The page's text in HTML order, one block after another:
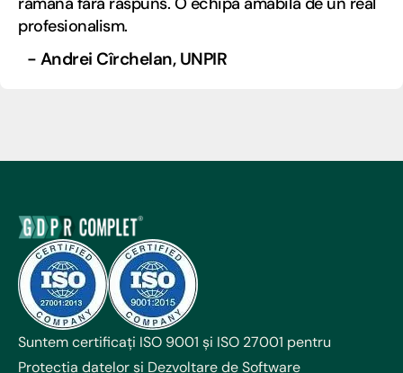
profesionalism.
- Andrei Cîrchelan, UNPIR
Suntem certificați ISO 9001 și ISO 27001 pentru
Protecția datelor și Dezvoltare de Software